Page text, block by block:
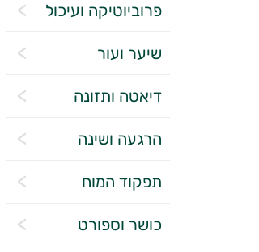
פרוביוטיקה ועיכול
שיער ועור
דיאטה ותזונה
הרגעה ושינה
תפקוד המוח
כושר וספורט